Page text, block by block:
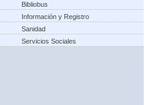
Bibliobus
Información y Registro
Sanidad
Servicios Sociales